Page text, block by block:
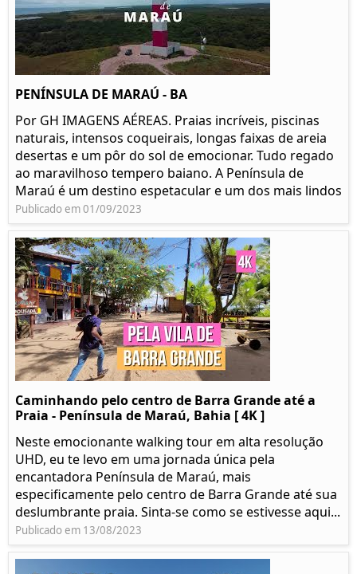
PENÍNSULA DE MARAÚ - BA
Por GH IMAGENS AÉREAS. Praias incríveis, piscinas
naturais, intensos coqueirais, longas faixas de areia
desertas e um pôr do sol de emocionar. Tudo regado
ao maravilhoso tempero baiano. A Península de
Maraú é um destino espetacular e um dos mais lindos
Publicado em 01/09/2023
Caminhando pelo centro de Barra Grande até a
Praia - Península de Maraú, Bahia [ 4K ]
Neste emocionante walking tour em alta resolução
UHD, eu te levo em uma jornada única pela
encantadora Península de Maraú, mais
especificamente pelo centro de Barra Grande até sua
deslumbrante praia. Sinta-se como se estivesse aqui...
Publicado em 13/08/2023